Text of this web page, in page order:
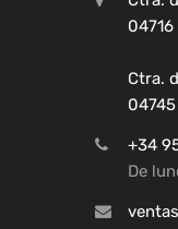
Ctra.
+34
De